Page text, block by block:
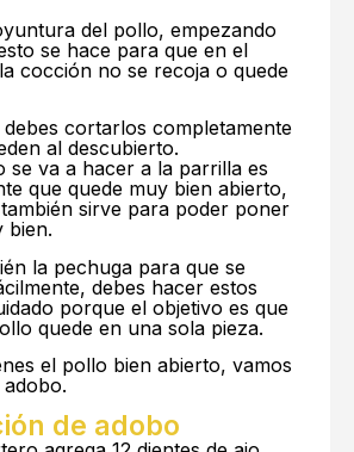
del pollo, empezando
se hace para que en el
cocción no se recoja o quede
cortarlos completamente
al descubierto.
se va a hacer a la parrilla es
que quede muy bien abierto,
sirve para poder poner
bien.
la pechuga para que se
debes hacer estos
porque el objetivo es que
quede en una sola pieza.
el pollo bien abierto, vamos
de adobo